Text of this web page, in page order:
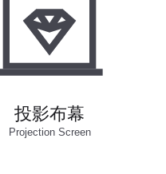
投影布幕
Projection Screen